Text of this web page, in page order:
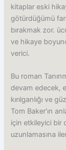
kitaplar eski
götürdüğümü
bırakmak zor.
ve hikaye
verici.
Bu roman
devam edecek,
kırılganlığı ve
Tom Baker’ın
için etkileyici bir
uzunlamasına